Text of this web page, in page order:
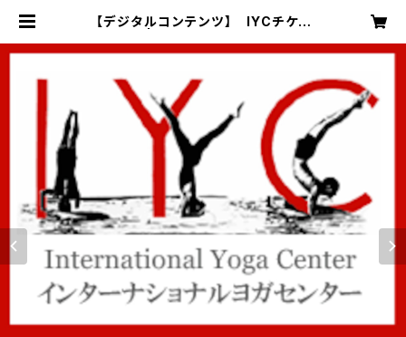
【デジタルコンテンツ】 IYCチケッ
ガセンター